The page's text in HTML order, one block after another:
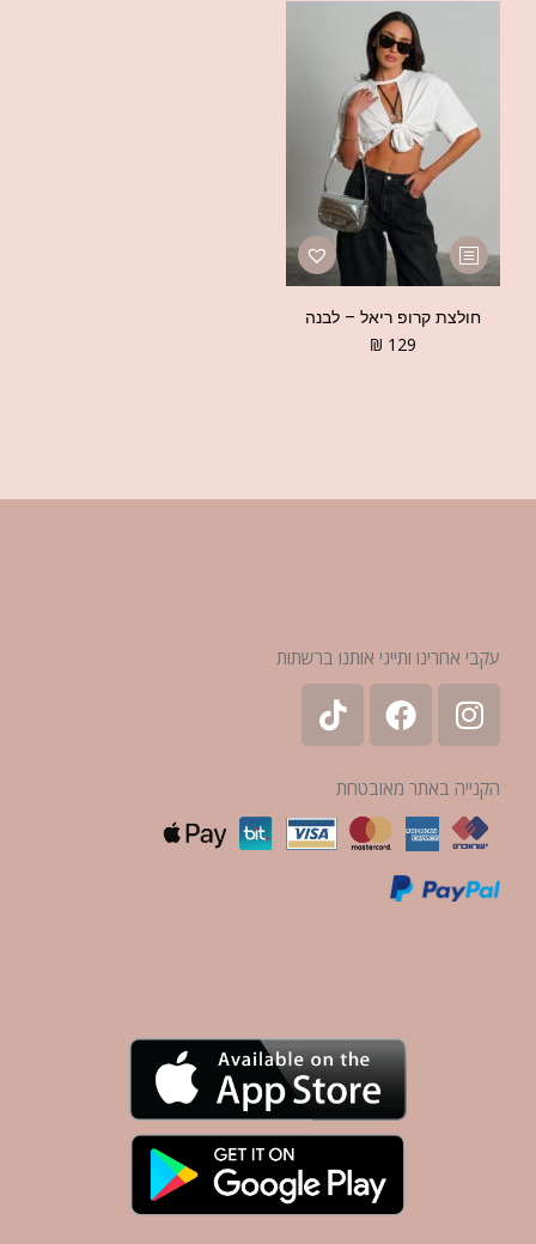
חולצת קרופ ריאל – לבנה
₪ 129
עקבי אחרינו ותייגי אותנו ברשתות
הקנייה באתר מאובטחת